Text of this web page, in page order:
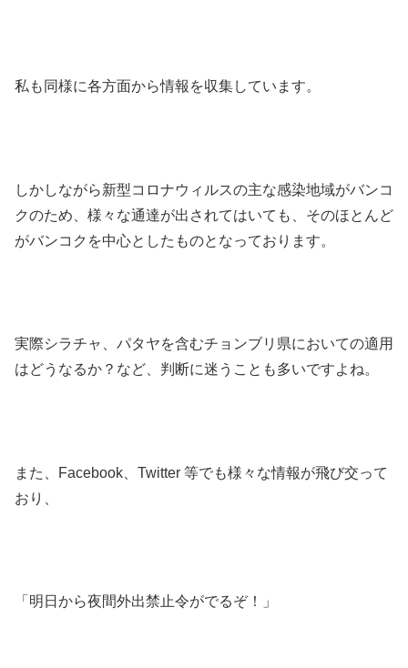
私も同様に各方面から情報を収集しています。
しかしながら新型コロナウィルスの主な感染地域がバンコ
クのため、様々な通達が出されてはいても、そのほとんど
がバンコクを中心としたものとなっております。
実際シラチャ、パタヤを含むチョンブリ県においての適用
はどうなるか？など、判断に迷うことも多いですよね。
また、Facebook、Twitter 等でも様々な情報が飛び交って
おり、
「明日から夜間外出禁止令がでるぞ！」